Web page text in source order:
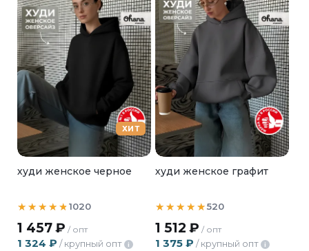
ХИТ
худи женское черное
1020
1 457₽ / опт
1 324 ₽ / крупный опт i
худи женское графит
520
1 512 ₽ / опт
1 375 ₽ / крупный опт i